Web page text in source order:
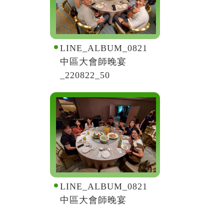
LINE_ALBUM_0821
中區大會師晚宴
_220822_50
LINE_ALBUM_0821
中區大會師晚宴